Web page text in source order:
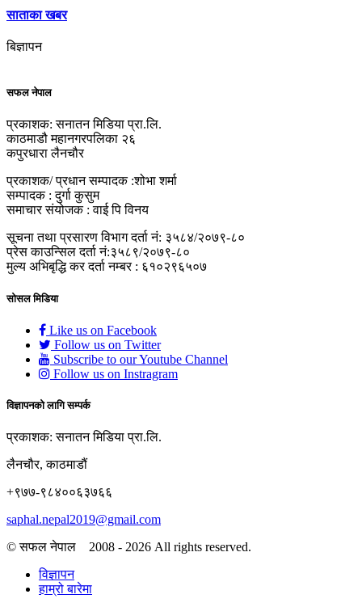
साताका खबर
बिज्ञापन
सफल नेपाल
प्रकाशक: सनातन मिडिया प्रा.लि.
काठमाडौ महानगरपलिका २६
कपुरधारा लैनचौर
प्रकाशक/ प्रधान सम्पादक :शोभा शर्मा
सम्पादक : दुर्गा कुसुम
समाचार संयोजक : वाई पि विनय
सूचना तथा प्रसारण विभाग दर्ता नं: ३५८४/२०७९-८०
प्रेस काउन्सिल दर्ता नं:३५८९/२०७९-८०
मुल्य अभिबृद्धि कर दर्ता नम्बर : ६१०२९६५०७
सोसल मिडिया
Like us on Facebook
Follow us on Twitter
Subscribe to our Youtube Channel
Follow us on Instragram
विज्ञापनको लागि सम्पर्क
प्रकाशक: सनातन मिडिया प्रा.लि.
लैनचौर, काठमाडौं
+९७७-९८४००६३७६६
saphal.nepal2019@gmail.com
© सफल नेपाल 2008 - 2026 All rights reserved.
विज्ञापन
हाम्रो बारेमा